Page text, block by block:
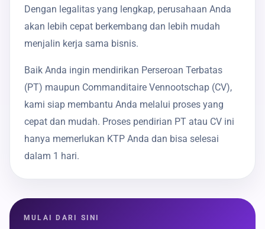
Dengan legalitas yang lengkap, perusahaan Anda
akan lebih cepat berkembang dan lebih mudah
menjalin kerja sama bisnis.
Baik Anda ingin mendirikan Perseroan Terbatas
(PT) maupun Commanditaire Vennootschap (CV),
kami siap membantu Anda melalui proses yang
cepat dan mudah. Proses pendirian PT atau CV ini
hanya memerlukan KTP Anda dan bisa selesai
dalam 1 hari.
MULAI DARI SINI